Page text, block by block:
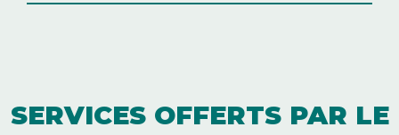
SERVICES OFFERTS PAR LE